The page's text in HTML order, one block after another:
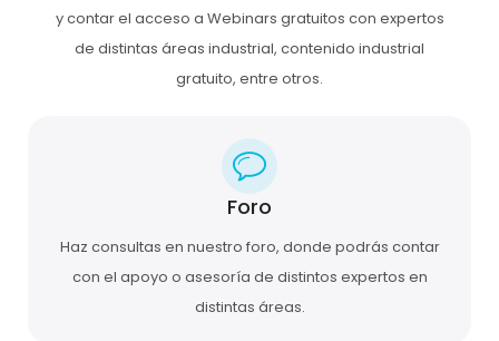
y contar el acceso a Webinars gratuitos con expertos
de distintas áreas industrial, contenido industrial
gratuito, entre otros.
Foro
Haz consultas en nuestro foro, donde podrás contar
con el apoyo o asesoría de distintos expertos en
distintas áreas.